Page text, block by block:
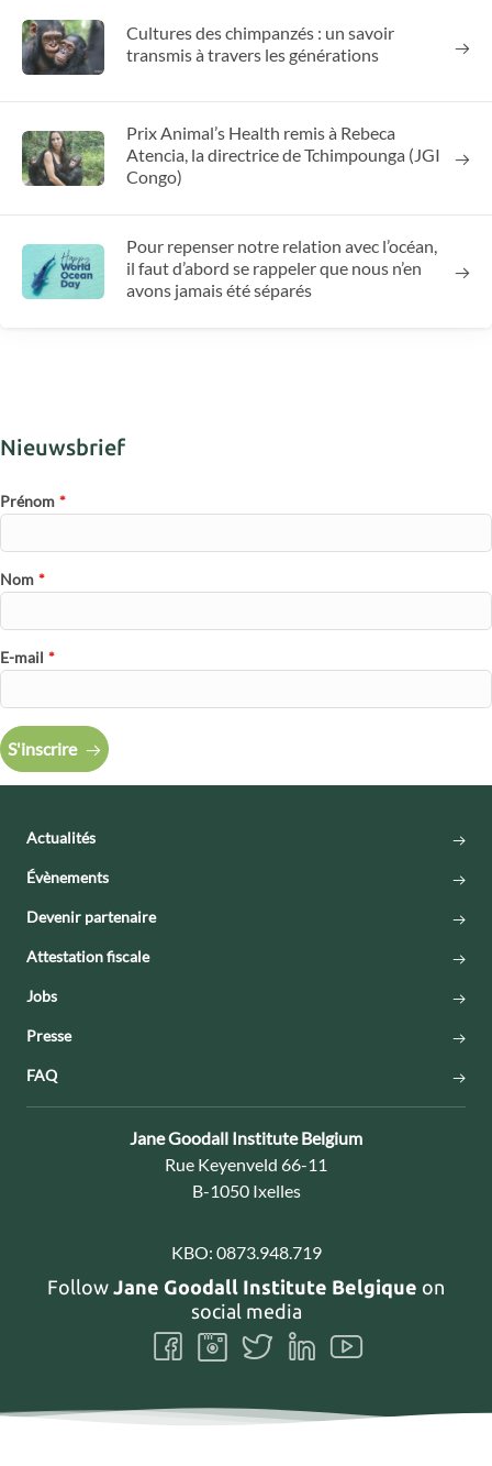
Cultures des chimpanzés : un savoir
transmis à travers les générations
Prix Animal’s Health remis à Rebeca
Atencia, la directrice de Tchimpounga (JGI
Congo)
Pour repenser notre relation avec l’océan,
il faut d’abord se rappeler que nous n’en
avons jamais été séparés
Nieuwsbrief
Prénom *
Nom *
E-mail *
S'inscrire
Actualités
Évènements
Devenir partenaire
Attestation fiscale
Jobs
Presse
FAQ
Contact:
Jane Goodall Institute Belgium
Adresse:
Rue Keyenveld 66-11
B-1050 Ixelles
KBO: 0873.948.719
Follow Jane Goodall Institute Belgique on
social media
Follow
us
Facebook
Follow
us
Instagram
Follow
us
Twitter
Follow
us
LinkedIn
Follow
us
Youtube